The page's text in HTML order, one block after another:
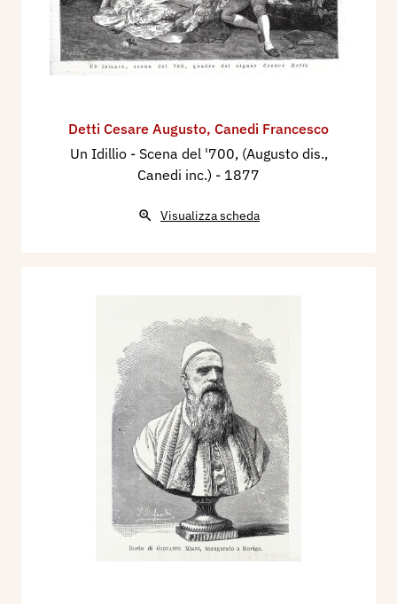
Detti Cesare Augusto, Canedi Francesco
Un Idillio - Scena del '700, (Augusto dis.,
Canedi inc.) - 1877
Visualizza scheda